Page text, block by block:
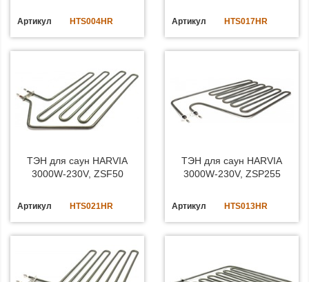
Артикул HTS004HR Артикул HTS017HR
ТЭН для саун HARVIA
3000W-230V, ZSF50
Артикул HTS021HR
ТЭН для саун HARVIA
3000W-230V, ZSP255
Артикул HTS013HR